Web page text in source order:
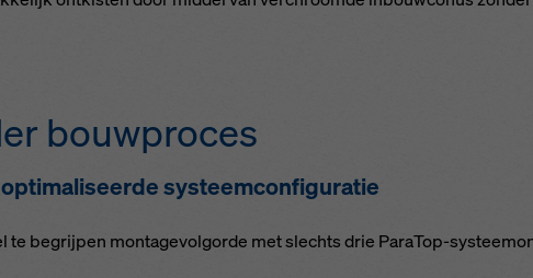
bouw­pro­ces
sys­teem­con­fi­gu­ra­tie
te be­grij­pen mon­ta­gevol­g­or­de met slechts drie ParaTop-